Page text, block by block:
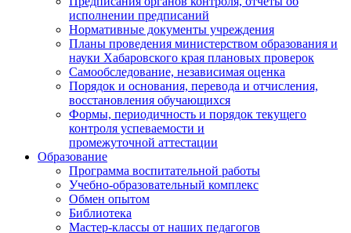
исполнении предписаний
Нормативные документы учреждения
Планы проведения министерством образования и
науки Хабаровского края плановых проверок
Самообследование, независимая оценка
Порядок и основания, перевода и отчисления,
восстановления обучающихся
Формы, периодичность и порядок текущего
контроля успеваемости и
промежуточной аттестации
Образование
Программа воспитательной работы
Учебно-образовательный комплекс
Обмен опытом
Библиотека
Мастер-классы от наших педагогов